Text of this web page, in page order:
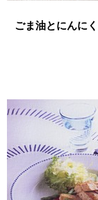
ごま油とにんに